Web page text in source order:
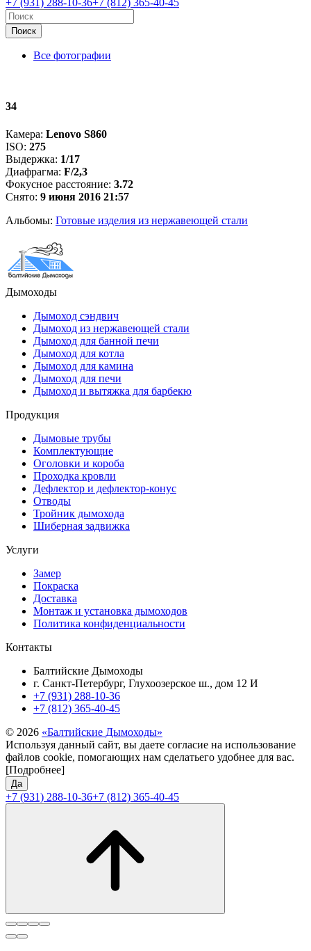
+7 (931) 288-10-36+7 (812) 365-40-45
Поиск
Все фотографии
34
Камера: Lenovo S860
ISO: 275
Выдержка: 1/17
Диафрагма: F/2,3
Фокусное расстояние: 3.72
Снято: 9 июня 2016 21:57
Альбомы: Готовые изделия из нержавеющей стали
Дымоходы
Дымоход сэндвич
Дымоход из нержавеющей стали
Дымоход для банной печи
Дымоход для котла
Дымоход для камина
Дымоход для печи
Дымоход и вытяжка для барбекю
Продукция
Дымовые трубы
Комплектующие
Оголовки и короба
Проходка кровли
Дефлектор и дефлектор-конус
Отводы
Тройник дымохода
Шиберная задвижка
Услуги
Замер
Покраска
Доставка
Монтаж и установка дымоходов
Политика конфиденциальности
Контакты
Балтийские Дымоходы
г. Санкт-Петербург, Глухоозерское ш., дом 12 И
+7 (931) 288-10-36
+7 (812) 365-40-45
© 2026 «Балтийские Дымоходы»
Используя данный сайт, вы даете согласие на использование
файлов cookie, помогающих нам сделатьего удобнее для вас.
[Подробнее]
Да
+7 (931) 288-10-36+7 (812) 365-40-45